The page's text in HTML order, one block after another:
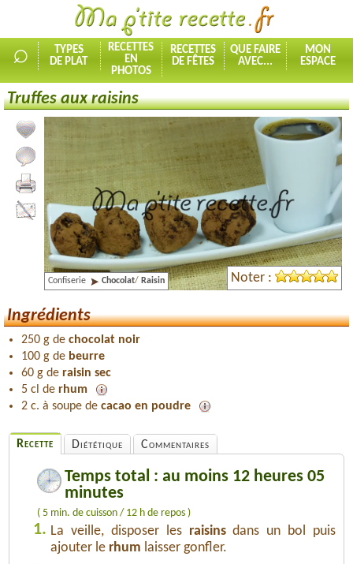
⌕
TYPES
DE PLAT
RECETTES
EN
PHOTOS
RECETTES
DE FÊTES
QUE FAIRE
AVEC...
MON
ESPACE
Truffes aux raisins
Ajouter la recette à mes favorites
Commenter, noter la recette
Imprimer la recette
Partager cette recette
Confiserie Chocolat/ Raisin Noter :
Ingrédients
250 g de chocolat noir
100 g de beurre
60 g de raisin sec
5 cl de rhum
2 c. à soupe de cacao en poudre
Recette Diététique Commentaires
Temps total : au moins 12 heures 05
minutes
( 5 min. de cuisson / 12 h de repos )
1. La veille, disposer les raisinsdans un bol puis
ajouter le rhum laisser gonfler.